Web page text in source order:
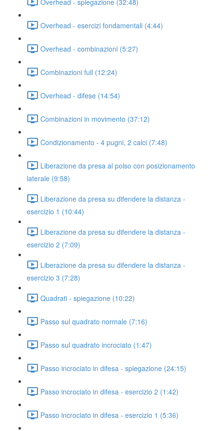
Overhead - esercizi fondamentali (4:44)
Overhead - combinazioni (5:27)
Combinazioni full (12:24)
Overhead - difese (14:54)
Combinazioni in movimento (37:12)
Condizionamento - 4 pugni, 2 calci (7:48)
Liberazione da presa al polso con posizionamento
laterale (9:58)
Liberazione da presa su difendere la distanza -
esercizio 1 (10:44)
Liberazione da presa su difendere la distanza -
esercizio 2 (7:09)
Liberazione da presa su difendere la distanza -
esercizio 3 (7:28)
Quadrati - spiegazione (10:22)
Passo sul quadrato normale (7:16)
Passo sul quadrato incrociato (1:47)
Passo incrociato in difesa - spiegazione (24:15)
Passo incrociato in difesa - esercizio 2 (1:42)
Passo incrociato in difesa - esercizio 1 (5:36)